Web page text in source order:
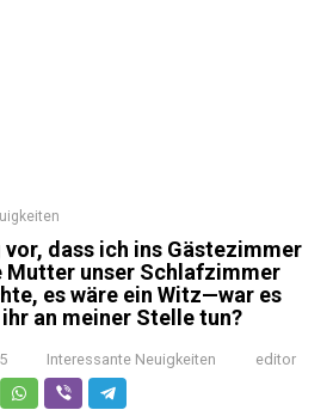
dass ich ins Gästezimmer
Mutter unser Schlafzimmer
es wäre ein Witz—war es
an meiner Stelle tun?
Interessante Neuigkeiten editor